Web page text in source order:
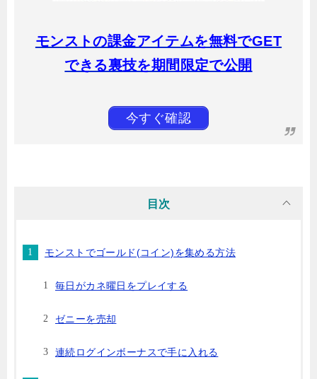
モンストの課金アイテムを無料でGET
できる裏技を期間限定で公開
今すぐ確認
目次
モンストでゴールド(コイン)を集める方法
毎日がカネ曜日をプレイする
ゼニーを売却
連続ログインボーナスで手に入れる